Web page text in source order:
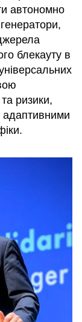
автономно
блекауту в
ризики,
адаптивними